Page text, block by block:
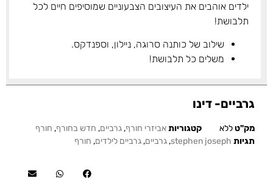
ילדים אוהבים את העיצובים הצבעוניים שמוסיפים חיים לכל
תלבושת!
שילוב של כותנה סרוגה, ניילון, וספנדקס.
משלים כל תלבושת!
גרביים- דינו
מק"טללא קטגוריותאביזרי חורף,גרביים, חדש בחורף, חורף
תגיות stephen joseph
,גרביים,גרביים לילדים, חורף